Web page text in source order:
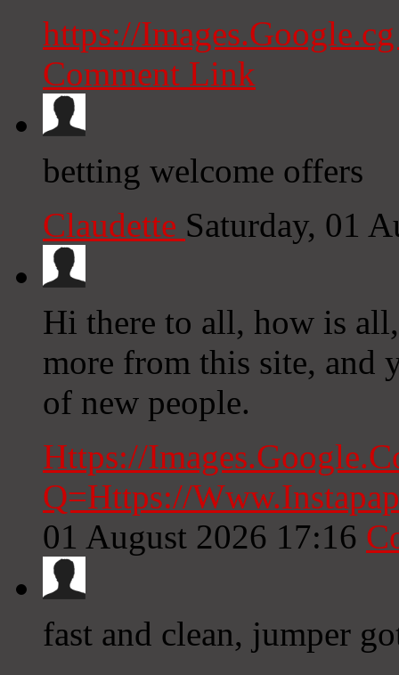
https://
Comment Link
betting welcome offers
Claudette Saturday, 01
Hi there to all, how is
more from this site, and
of new people.
Https://
Q=Https://
01 August 2026 17:16
fast and clean, jumper